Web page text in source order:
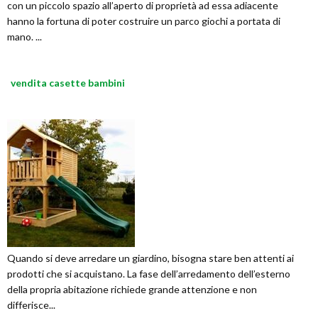
con un piccolo spazio all’aperto di proprietà ad essa adiacente
hanno la fortuna di poter costruire un parco giochi a portata di
mano. ...
vendita casette bambini
Quando si deve arredare un giardino, bisogna stare ben attenti ai
prodotti che si acquistano. La fase dell’arredamento dell’esterno
della propria abitazione richiede grande attenzione e non
differisce...